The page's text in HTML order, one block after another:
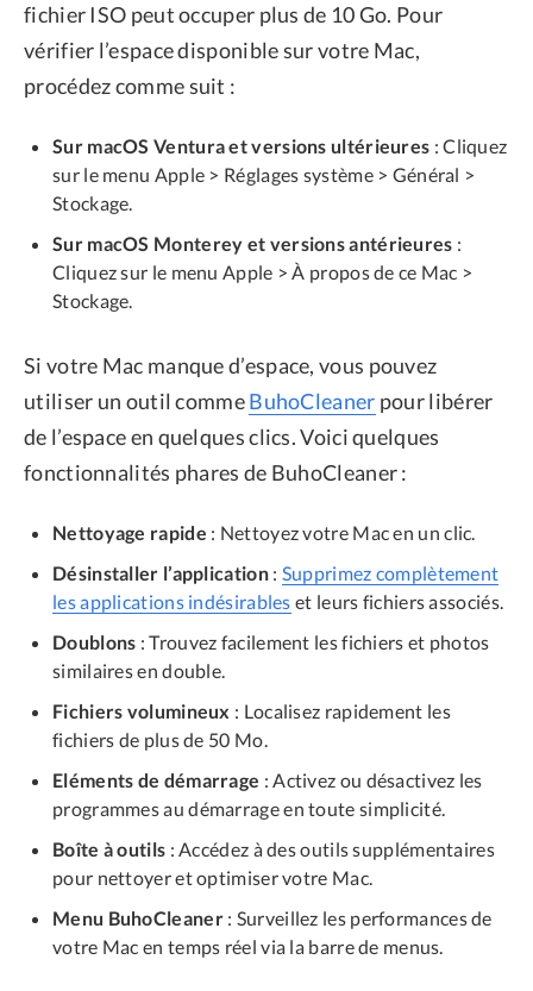
fichier ISO peut occuper plus de 10 Go. Pour
vérifier l’espace disponible sur votre Mac,
procédez comme suit :
Sur macOS Ventura et versions ultérieures : Cliquez
sur le menu Apple > Réglages système > Général >
Stockage.
Sur macOS Monterey et versions antérieures :
Cliquez sur le menu Apple > À propos de ce Mac >
Stockage.
Si votre Mac manque d’espace, vous pouvez
utiliser un outil commeBuhoCleaner pour libérer
de l’espace en quelques clics. Voici quelques
fonctionnalités phares de BuhoCleaner :
Nettoyage rapide : Nettoyez votre Mac en un clic.
Désinstaller l’application: Supprimez complètement
les applications indésirables et leurs fichiers associés.
Doublons : Trouvez facilement les fichiers et photos
similaires en double.
Fichiers volumineux : Localisez rapidement les
fichiers de plus de 50 Mo.
Eléments de démarrage : Activez ou désactivez les
programmes au démarrage en toute simplicité.
Boîte à outils : Accédez à des outils supplémentaires
pour nettoyer et optimiser votre Mac.
Menu BuhoCleaner: Surveillez les performances de
votre Mac en temps réel via la barre de menus.